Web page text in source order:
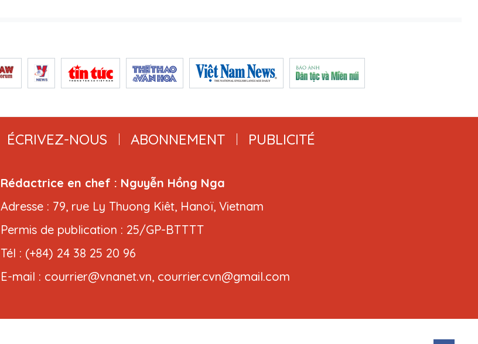
ÉCRIVEZ-NOUS ABONNEMENT PUBLICITÉ
Rédactrice en chef : Nguyễn Hồng Nga
Adresse : 79, rue Ly Thuong Kiêt, Hanoï, Vietnam
Permis de publication : 25/GP-BTTTT
Tél : (+84) 24 38 25 20 96
E-mail : courrier@vnanet.vn, courrier.cvn@gmail.com